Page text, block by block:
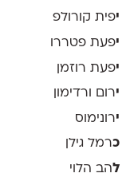
יפית קורולפ
יפעת פטררו
יפעת רוזמן
ירום ורדימון
ירונימוס
כרמל גילן
להב הלוי